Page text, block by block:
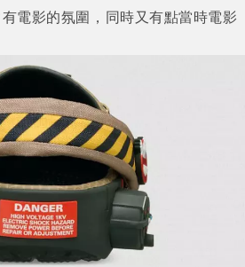
電影的氛圍，同時又有點當時電影